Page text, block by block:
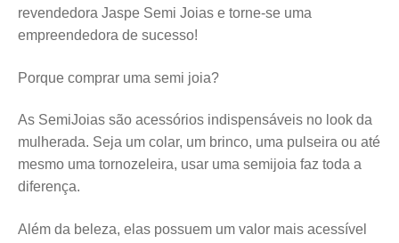
revendedora Jaspe Semi Joias e torne-se uma
empreendedora de sucesso!
Porque comprar uma semi joia?
As SemiJoias são acessórios indispensáveis no look da
mulherada. Seja um colar, um brinco, uma pulseira ou até
mesmo uma tornozeleira, usar uma semijoia faz toda a
diferença.
Além da beleza, elas possuem um valor mais acessível